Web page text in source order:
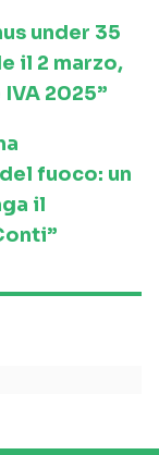
under 35
il 2 marzo,
2025”
fuoco: un
il